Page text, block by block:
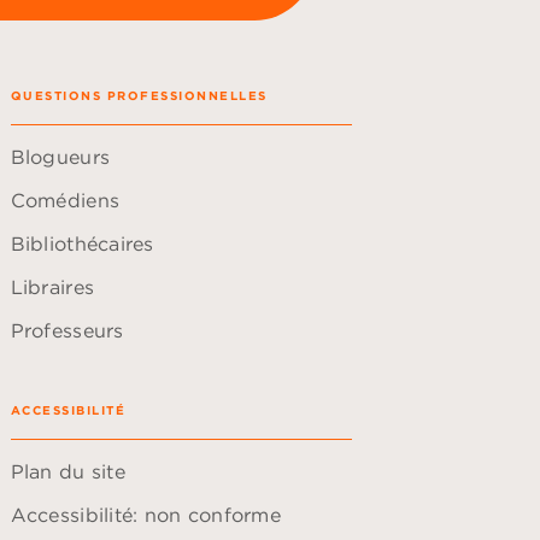
QUESTIONS PROFESSIONNELLES
Blogueurs
Comédiens
Bibliothécaires
Libraires
Professeurs
ACCESSIBILITÉ
Plan du site
Accessibilité: non conforme